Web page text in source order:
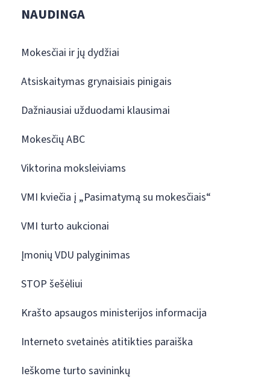
NAUDINGA
Mokesčiai ir jų dydžiai
Atsiskaitymas grynaisiais pinigais
Dažniausiai užduodami klausimai
Mokesčių ABC
Viktorina moksleiviams
VMI kviečia į „Pasimatymą su mokesčiais“
VMI turto aukcionai
Įmonių VDU palyginimas
STOP šešėliui
Krašto apsaugos ministerijos informacija
Interneto svetainės atitikties paraiška
Ieškome turto savininkų